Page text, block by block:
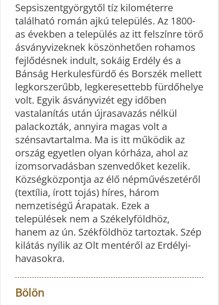
Sepsiszentgyörgytől tíz kilométerre
található román ajkú település. Az 1800-
as években a település az itt felszínre törő
ásványvizeknek köszönhetően rohamos
fejlődésnek indult, sokáig Erdély és a
Bánság Herkulesfürdő és Borszék mellett
legkorszerűbb, legkeresettebb fürdőhelye
volt. Egyik ásványvizét egy időben
vastalanítás után újrasavazás nélkül
palackozták, annyira magas volt a
szénsavtartalma. Ma is itt működik az
ország egyetlen olyan kórháza, ahol az
izomsorvadásban szenvedőket kezelik.
Községközpontja az élő népművészetéről
(textília, írott tojás) híres, három
nemzetiségű Árapatak. Ezek a
települések nem a Székelyföldhöz,
hanem az ún. Székföldhöz tartoztak. Szép
kilátás nyílik az Olt mentéről az Erdélyi-
havasokra.
Bölön